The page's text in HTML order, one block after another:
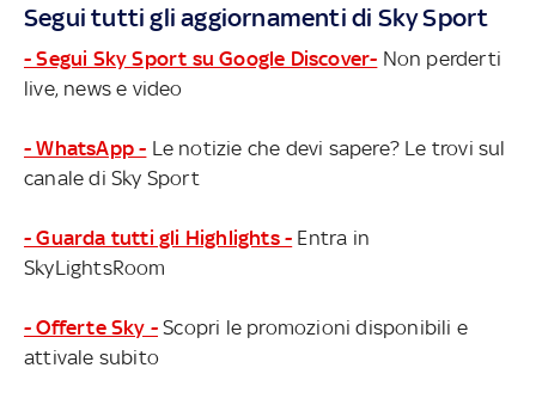
Segui tutti gli aggiornamenti di Sky Sport
- Segui Sky Sport su Google Discover- Non perderti
live, news e video
- WhatsApp - Le notizie che devi sapere? Le trovi sul
canale di Sky Sport
- Guarda tutti gli Highlights - Entra in
SkyLightsRoom
- Offerte Sky - Scopri le promozioni disponibili e
attivale subito